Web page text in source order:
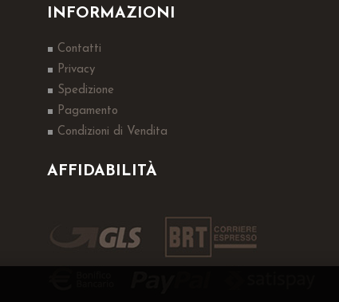
INFORMAZIONI
Contatti
Privacy
Spedizione
Pagamento
Condizioni di Vendita
AFFIDABILITÀ